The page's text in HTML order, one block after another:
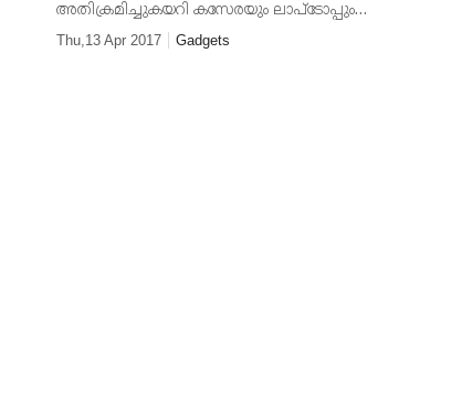
അതിക്രമിച്ചുകയറി കസേരയും ലാപ്ടോപ്പും
അടിച്ചുതകര്‍ത്തു. ബുധനാഴ്ച
Thu,13 Apr 2017 Gadgets